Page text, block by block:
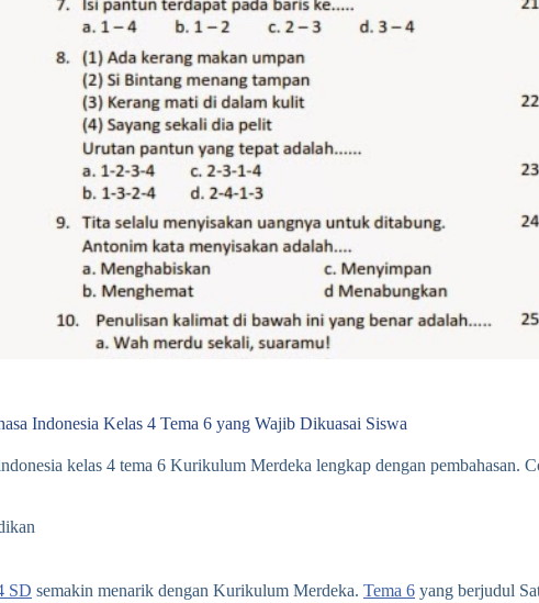
Indonesia Kelas 4 Tema 6 yang Wajib Dikuasai Siswa
kelas 4 tema 6 Kurikulum Merdeka lengkap dengan pembahasan.
SD semakin menarik dengan Kurikulum Merdeka. Tema 6 yang berjudul